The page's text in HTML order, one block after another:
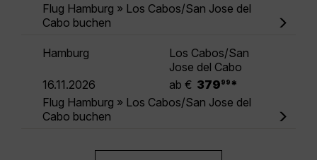
Flug Hamburg » Los Cabos/San Jose del
Cabo buchen
Hamburg
Los Cabos/San
Jose del Cabo
16.11.2026
ab € 379 99 *
Flug Hamburg » Los Cabos/San Jose del
Cabo buchen